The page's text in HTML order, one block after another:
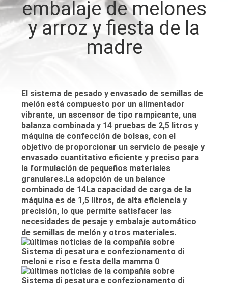
CONTROL
CONTÁCTENOS
NOTICIAS
CASOS
SOLICITAR UN
PRESUPUESTO
MAPA
DEL
SITIO
embalaje de melones
y arroz y fiesta de la
madre
El sistema de pesado y envasado de semillas de
melón está compuesto por un alimentador
vibrante, un ascensor de tipo rampicante, una
balanza combinada y 14 pruebas de 2,5 litros y
máquina de confección de bolsas, con el
objetivo de proporcionar un servicio de pesaje y
envasado cuantitativo eficiente y preciso para
la formulación de pequeños materiales
granulares.La adopción de un balance
combinado de 14La capacidad de carga de la
máquina es de 1,5 litros, de alta eficiencia y
precisión, lo que permite satisfacer las
necesidades de pesaje y embalaje automático
de semillas de melón y otros materiales.